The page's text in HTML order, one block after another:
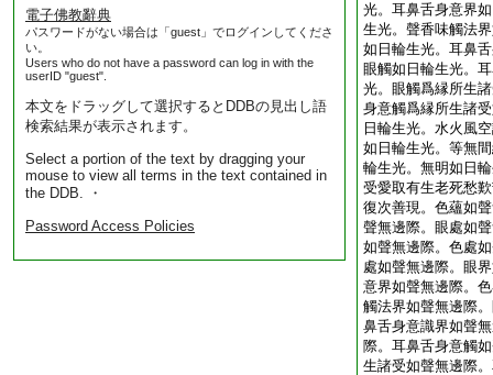
電子佛教辭典
パスワードがない場合は「guest」でログインしてくださ
い。
Users who do not have a password can log in with the
userID "guest".
本文をドラッグして選択するとDDBの見出し語
検索結果が表示されます。
Select a portion of the text by dragging your
mouse to view all terms in the text contained in
the DDB. ・
Password Access Policies
光。耳鼻舌身意界
生光。聲香味觸法
如日輪生光。耳鼻
眼觸如日輪生光。
光。眼觸爲縁所生
身意觸爲縁所生諸
日輪生光。水火風
如日輪生光。等無
輪生光。無明如日
受愛取有生老死愁
復次善現。色蘊如
聲無邊際。眼處如
如聲無邊際。色處
處如聲無邊際。眼
意界如聲無邊際。
觸法界如聲無邊際
鼻舌身意識界如聲
際。耳鼻舌身意觸
生諸受如聲無邊際